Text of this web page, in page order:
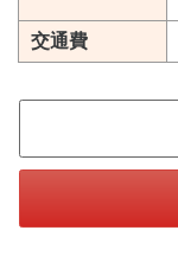
交通費